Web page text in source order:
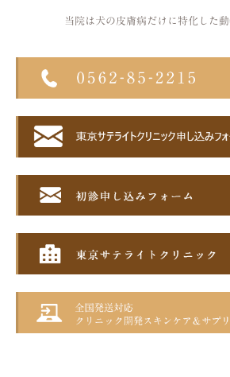
当院は犬の皮膚病だけに特化した